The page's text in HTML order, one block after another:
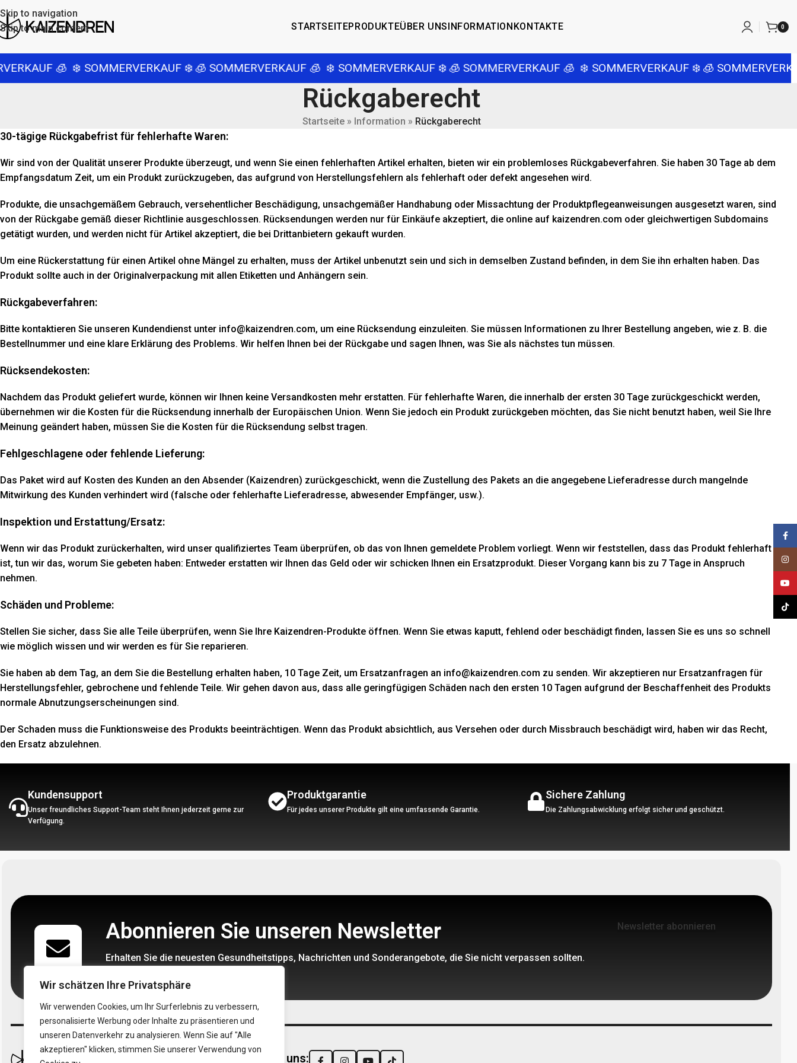
Wir schätzen Ihre Privatsphäre
Wir verwenden Cookies, um Ihr Surferlebnis zu verbessern,
personalisierte Werbung oder Inhalte zu präsentieren und
unseren Datenverkehr zu analysieren. Wenn Sie auf "Alle
akzeptieren" klicken, stimmen Sie unserer Verwendung von
Skip to navigation
Skip to main content
STARTSEITEPRODUKTEÜBER UNSINFORMATIONKONTAKTE 0
🧊 ❄️ SOMMERVERKAUF ❄️ 🧊 SOMMERVERKAUF 🧊 ❄️ SOMMERVERKAUF ❄️ 🧊 SOMMERVERKAUF 🧊 ❄️ SOMMERVERKAUF ❄️ 🧊
Rückgaberecht
Startseite» Information » Rückgaberecht
30-tägige Rückgabefrist für fehlerhafte Waren:
Wir sind von der Qualität unserer Produkte überzeugt, und wenn Sie einen fehlerhaften Artikel erhalten, bieten wir ein problemloses Rückgabeverfahren. Sie haben 30 Tage ab dem
Empfangsdatum Zeit, um ein Produkt zurückzugeben, das aufgrund von Herstellungsfehlern als fehlerhaft oder defekt angesehen wird.
Produkte, die unsachgemäßem Gebrauch, versehentlicher Beschädigung, unsachgemäßer Handhabung oder Missachtung der Produktpflegeanweisungen ausgesetzt waren, sind
von der Rückgabe gemäß dieser Richtlinie ausgeschlossen. Rücksendungen werden nur für Einkäufe akzeptiert, die online auf kaizendren.com oder gleichwertigen Subdomains
getätigt wurden, und werden nicht für Artikel akzeptiert, die bei Drittanbietern gekauft wurden.
Um eine Rückerstattung für einen Artikel ohne Mängel zu erhalten, muss der Artikel unbenutzt sein und sich in demselben Zustand befinden, in dem Sie ihn erhalten haben. Das
Produkt sollte auch in der Originalverpackung mit allen Etiketten und Anhängern sein.
Rückgabeverfahren:
Bitte kontaktieren Sie unseren Kundendienst unter info@kaizendren.com, um eine Rücksendung einzuleiten. Sie müssen Informationen zu Ihrer Bestellung angeben, wie z. B. die
Bestellnummer und eine klare Erklärung des Problems. Wir helfen Ihnen bei der Rückgabe und sagen Ihnen, was Sie als nächstes tun müssen.
Rücksendekosten:
Nachdem das Produkt geliefert wurde, können wir Ihnen keine Versandkosten mehr erstatten. Für fehlerhafte Waren, die innerhalb der ersten 30 Tage zurückgeschickt werden,
übernehmen wir die Kosten für die Rücksendung innerhalb der Europäischen Union. Wenn Sie jedoch ein Produkt zurückgeben möchten, das Sie nicht benutzt haben, weil Sie Ihre
Meinung geändert haben, müssen Sie die Kosten für die Rücksendung selbst tragen.
Fehlgeschlagene oder fehlende Lieferung:
Das Paket wird auf Kosten des Kunden an den Absender (Kaizendren) zurückgeschickt, wenn die Zustellung des Pakets an die angegebene Lieferadresse durch mangelnde
Mitwirkung des Kunden verhindert wird (falsche oder fehlerhafte Lieferadresse, abwesender Empfänger, usw.).
Inspektion und Erstattung/Ersatz:
Wenn wir das Produkt zurückerhalten, wird unser qualifiziertes Team überprüfen, ob das von Ihnen gemeldete Problem vorliegt. Wenn wir feststellen, dass das Produkt fehlerhaft
ist, tun wir das, worum Sie gebeten haben: Entweder erstatten wir Ihnen das Geld oder wir schicken Ihnen ein Ersatzprodukt. Dieser Vorgang kann bis zu 7 Tage in Anspruch
nehmen.
Schäden und Probleme:
Stellen Sie sicher, dass Sie alle Teile überprüfen, wenn Sie Ihre Kaizendren-Produkte öffnen. Wenn Sie etwas kaputt, fehlend oder beschädigt finden, lassen Sie es uns so schnell
wie möglich wissen und wir werden es für Sie reparieren.
Sie haben ab dem Tag, an dem Sie die Bestellung erhalten haben, 10 Tage Zeit, um Ersatzanfragen an info@kaizendren.com zu senden. Wir akzeptieren nur Ersatzanfragen für
Herstellungsfehler, gebrochene und fehlende Teile. Wir gehen davon aus, dass alle geringfügigen Schäden nach den ersten 10 Tagen aufgrund der Beschaffenheit des Produkts
normale Abnutzungserscheinungen sind.
Der Schaden muss die Funktionsweise des Produkts beeinträchtigen. Wenn das Produkt absichtlich, aus Versehen oder durch Missbrauch beschädigt wird, haben wir das Recht,
den Ersatz abzulehnen.
Kundensupport
Unser freundliches Support-Team steht Ihnen jederzeit gerne zur
Verfügung.
Produktgarantie
Für jedes unserer Produkte gilt eine umfassende Garantie.
Sichere Zahlung
Die Zahlungsabwicklung erfolgt sicher und geschützt.
Abonnieren Sie unseren Newsletter
Erhalten Sie die neuesten Gesundheitstipps, Nachrichten und Sonderangebote, die Sie nicht verpassen sollten.
Newsletter abonnieren
Folgen Sie uns: